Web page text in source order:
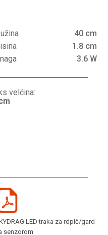
40 cm
1.8 cm
3.6 W
velćina:
LED traka za rdplč/gard
senzorom